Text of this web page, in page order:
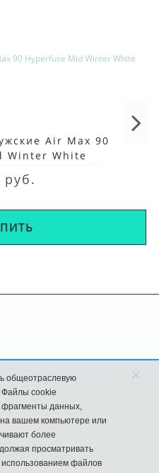
Air Max 90
Winter White
руб.
общеотраслевую
Файлы cookie
данных,
вашем компьютере или
более
просматривать
файлов
×